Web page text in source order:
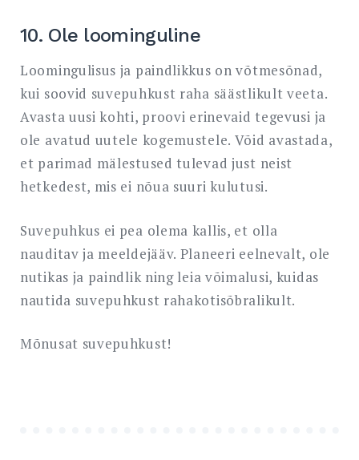
10. Ole loominguline
Loomingulisus ja paindlikkus on võtmesõnad,
kui soovid suvepuhkust raha säästlikult veeta.
Avasta uusi kohti, proovi erinevaid tegevusi ja
ole avatud uutele kogemustele. Võid avastada,
et parimad mälestused tulevad just neist
hetkedest, mis ei nõua suuri kulutusi.
Suvepuhkus ei pea olema kallis, et olla
nauditav ja meeldejääv. Planeeri eelnevalt, ole
nutikas ja paindlik ning leia võimalusi, kuidas
nautida suvepuhkust rahakotisõbralikult.
Mõnusat suvepuhkust!